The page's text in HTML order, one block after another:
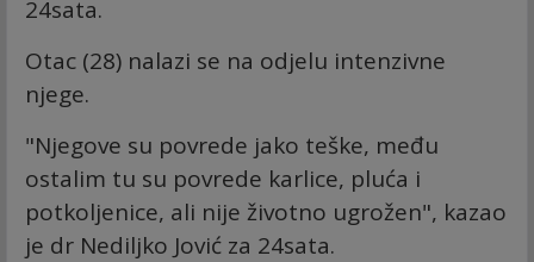
24sata.
Otac (28) nalazi se na odjelu intenzivne
njege.
"Njegove su povrede jako teške, među
ostalim tu su povrede karlice, pluća i
potkoljenice, ali nije životno ugrožen", kazao
je dr Nediljko Jović za 24sata.